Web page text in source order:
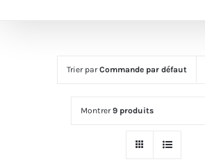
Trier parCommande par défaut
Montrer9 produits